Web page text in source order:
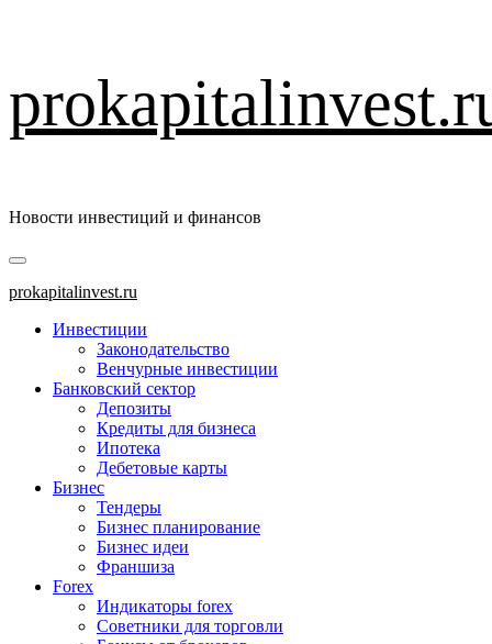
к
содержимому
Новости инвестиций и финансов
Основное
меню
prokapitalinvest.ru
Инвестиции
Законодательство
Венчурные инвестиции
Банковский сектор
Депозиты
Кредиты для бизнеса
Ипотека
Дебетовые карты
Бизнес
Тендеры
Бизнес планирование
Бизнес идеи
Франшиза
Forex
Индикаторы forex
Советники для торговли